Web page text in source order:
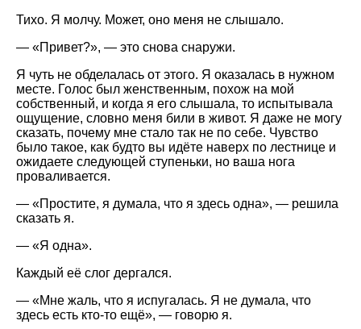
Тихо. Я молчу. Может, оно меня не слышало.
—
Привет? , — это снова снаружи.
Я чуть не обделалась от этого. Я оказалась в нужном
месте. Голос был женственным, похож на мой
собственный, и когда я его слышала, то испытывала
ощущение, словно меня били в живот. Я даже не могу
сказать, почему мне стало так не по себе. Чувство
было такое, как будто вы идёте наверх по лестнице и
ожидаете следующей ступеньки, но ваша нога
проваливается.
—
Простите, я думала, что я здесь одна
, — решила
сказать я.
—
Я одна
.
Каждый её слог дергался.
—
Мне жаль, что я испугалась. Я не думала, что
здесь есть кто-то ещё , — говорю я.